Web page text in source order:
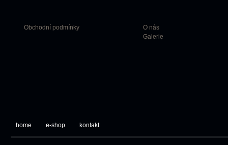
Obchodní podmínky
O nás
Galerie
home e-shop kontakt